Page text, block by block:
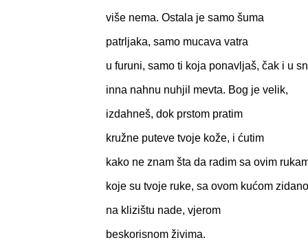
više nema. Ostala je samo šuma
patrljaka, samo mucava vatra
u furuni, samo ti koja ponavljaš, čak i u
inna nahnu nuhjil mevta. Bog je velik,
izdahneš, dok prstom pratim
kružne puteve tvoje kože, i ćutim
kako ne znam šta da radim sa ovim
koje su tvoje ruke, sa ovom kućom
na klizištu nade, vjerom
beskorisnom živima.